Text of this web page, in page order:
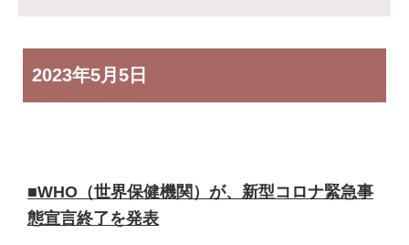
2023年5月5日
■WHO（世界保健機関）が、新型コロナ緊急事
態宣言終了を発表